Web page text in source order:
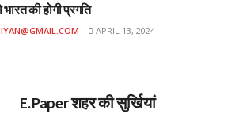
की होगी प्रगति
APRIL 13, 2024
E.Paper शहर की सुर्खियां